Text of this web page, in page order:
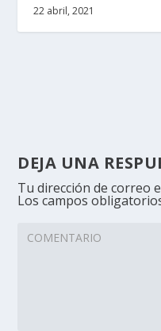
22 abril, 2021
DEJA UNA
Tu dirección de correo
Los campos